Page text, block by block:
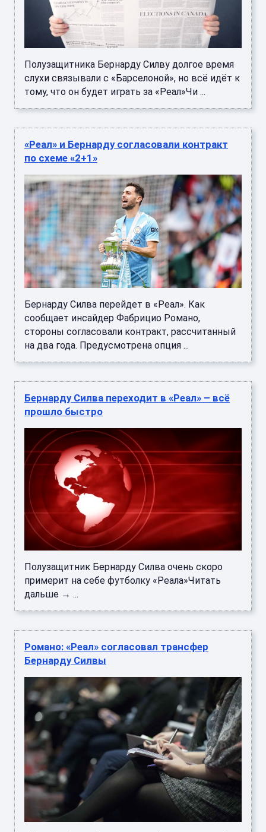
Полузащитника Бернарду Силву долгое время
слухи связывали с «Барселоной», но всё идёт к
тому, что он будет играть за «Реал»Чи ...
«Реал» и Бернарду согласовали контракт
по схеме «2+1»
Бернарду Силва перейдет в «Реал». Как
сообщает инсайдер Фабрицио Романо,
стороны согласовали контракт, рассчитанный
на два года. Предусмотрена опция ...
Бернарду Силва переходит в «Реал» – всё
прошло быстро
Полузащитник Бернарду Силва очень скоро
примерит на себе футболку «Реала»Читать
дальше → ...
Романо: «Реал» согласовал трансфер
Бернарду Силвы